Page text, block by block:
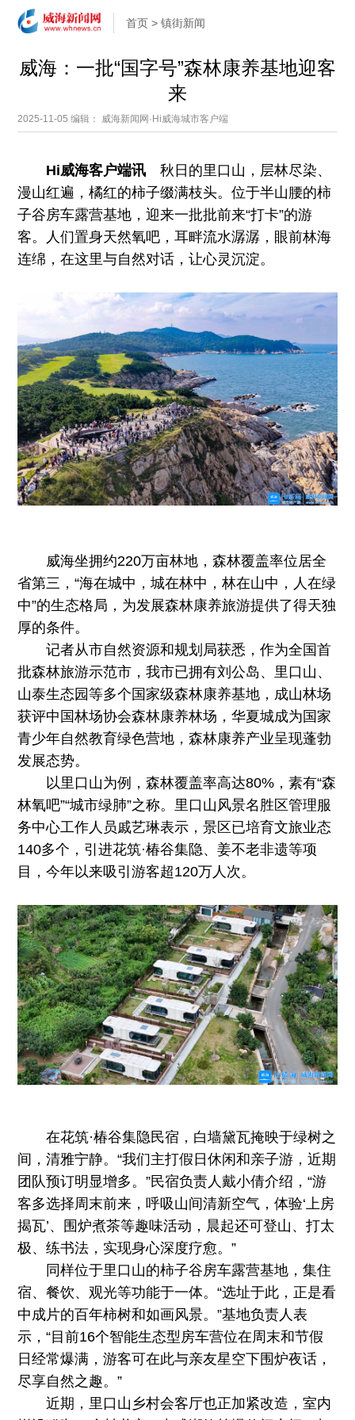
首页 >镇街新闻
威海：一批“国字号”森林康养基地迎客
来
2025-11-05编辑： 威海新闻网·Hi威海城市客户端
Hi威海客户端讯
秋日的里口山，层林尽染、
漫山红遍，橘红的柿子缀满枝头。位于半山腰的柿
子谷房车露营基地，迎来一批批前来“打卡”的游
客。人们置身天然氧吧，耳畔流水潺潺，眼前林海
连绵，在这里与自然对话，让心灵沉淀。
威海坐拥约220万亩林地，森林覆盖率位居全
省第三，“海在城中，城在林中，林在山中，人在绿
中”的生态格局，为发展森林康养旅游提供了得天独
厚的条件。
记者从市自然资源和规划局获悉，作为全国首
批森林旅游示范市，我市已拥有刘公岛、里口山、
山泰生态园等多个国家级森林康养基地，成山林场
获评中国林场协会森林康养林场，华夏城成为国家
青少年自然教育绿色营地，森林康养产业呈现蓬勃
发展态势。
以里口山为例，森林覆盖率高达80%，素有“森
林氧吧”“城市绿肺”之称。里口山风景名胜区管理服
务中心工作人员戚艺琳表示，景区已培育文旅业态
140多个，引进花筑·椿谷集隐、姜不老非遗等项
目，今年以来吸引游客超120万人次。
在花筑·椿谷集隐民宿，白墙黛瓦掩映于绿树之
间，清雅宁静。“我们主打假日休闲和亲子游，近期
团队预订明显增多。”民宿负责人戴小倩介绍，“游
客多选择周末前来，呼吸山间清新空气，体验‘上房
揭瓦’、围炉煮茶等趣味活动，晨起还可登山、打太
极、练书法，实现身心深度疗愈。”
同样位于里口山的柿子谷房车露营基地，集住
宿、餐饮、观光等功能于一体。“选址于此，正是看
中成片的百年柿树和如画风景。”基地负责人表
示，“目前16个智能生态型房车营位在周末和节假
日经常爆满，游客可在此与亲友星空下围炉夜话，
尽享自然之趣。”
近期，里口山乡村会客厅也正加紧改造，室内